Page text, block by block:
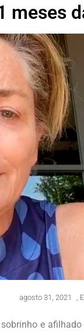
meses
agosto 31, 2021
e